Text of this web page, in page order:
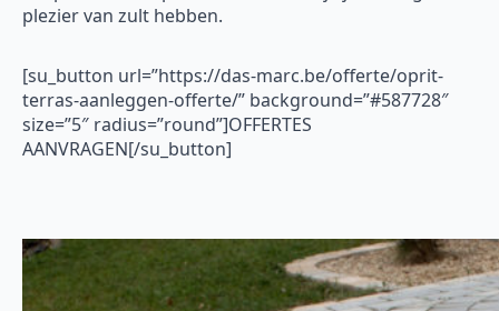
plezier van zult hebben.
[su_button url=”https://das-marc.be/offerte/oprit-
terras-aanleggen-offerte/” background=”#587728″
size=”5″ radius=”round”]OFFERTES
AANVRAGEN[/su_button]